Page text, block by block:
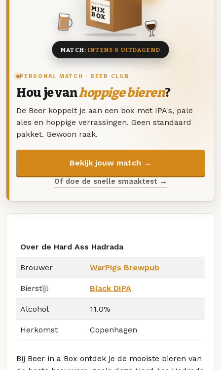
PERSONAL MATCH · BEER CLUB
Hou je vanhoppige bieren?
De Beer koppelt je aan een box met IPA's, pale
ales en hoppige verrassingen. Geen standaard
pakket. Gewoon raak.
Bekijk jouw match →
Of doe de snelle smaaktest →
DEZE MAAND
MIX
BOX
8 BIEREN
MATCH:INTENS & UITDAGEND
Over de Hard Ass Hadrada
Brouwer WarPigs Brewpub
Bierstijl Black DIPA
Alcohol 11.0%
Herkomst Copenhagen
Bij Beer in a Box ontdek je de mooiste bieren van